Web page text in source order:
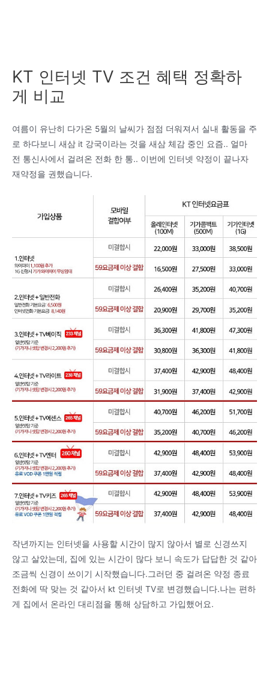
KT 인터넷 TV 조건 혜택 정확하
게 비교
여름이 유난히 다가온 5월의 날씨가 점점 더워져서 실내 활동을 주
로 하다보니 새삼 it 강국이라는 것을 새삼 체감 중인 요즘.. 얼마
전 통신사에서 걸려온 전화 한 통.. 이번에 인터넷 약정이 끝나자
재약정을 권했습니다.
작년까지는 인터넷을 사용할 시간이 많지 않아서 별로 신경쓰지
않고 살았는데, 집에 있는 시간이 많다 보니 속도가 답답한 것 같아
조금씩 신경이 쓰이기 시작했습니다.그러던 중 걸려온 약정 종료
전화에 딱 맞는 것 같아서 kt 인터넷 TV로 변경했습니다.나는 편하
게 집에서 온라인 대리점을 통해 상담하고 가입했어요.